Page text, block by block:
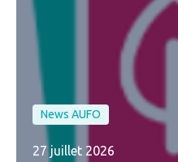
News AUFO
27 juillet 2026